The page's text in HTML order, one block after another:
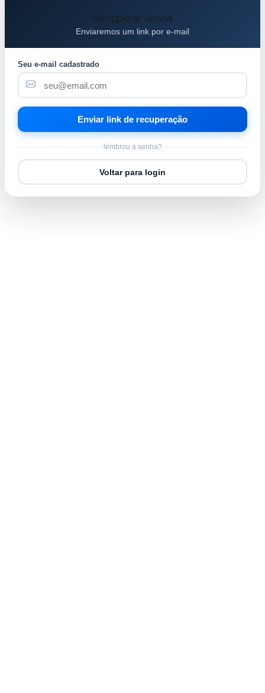
Recuperar senha
Enviaremos um link por e-mail
Seu e-mail cadastrado
Enviar link de recuperação
lembrou a senha?
Voltar para login